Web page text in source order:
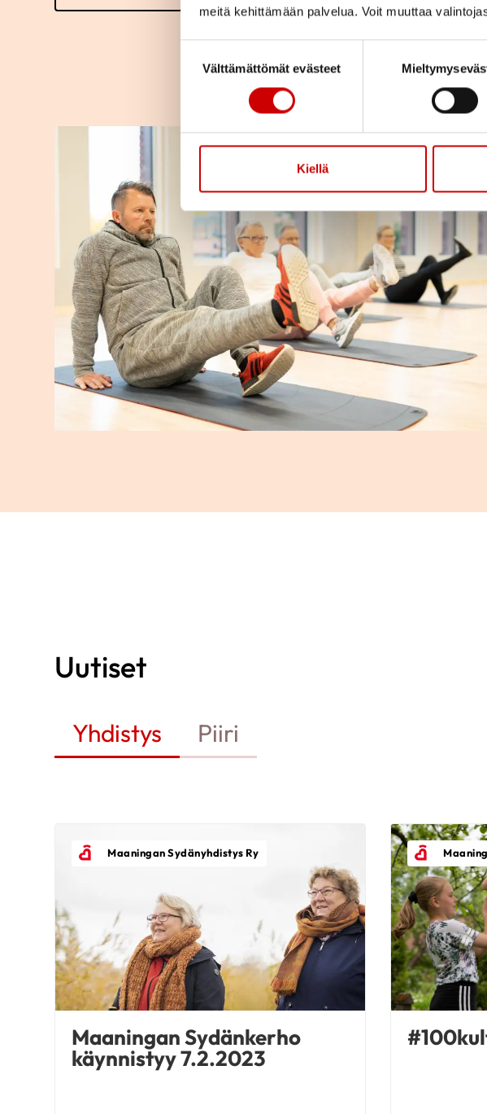
meitä kehittämään palvelua. Voit muuttaa
Välttämättömät evästeet
Kiellä
Uutiset
Yhdistys Piiri
Maaningan Sydänyhdistys Ry
Maaningan Sydänkerho
käynnistyy 7.2.2023